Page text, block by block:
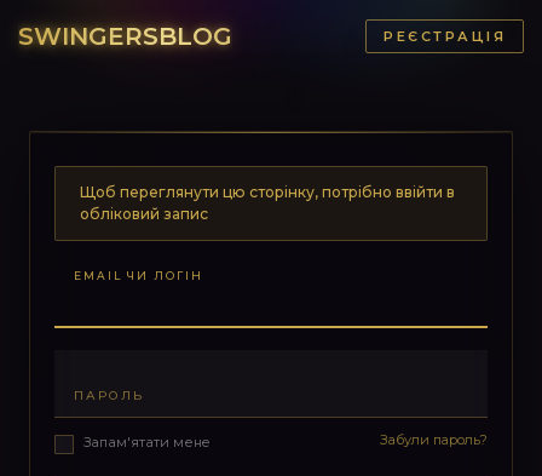
SWINGERSBLOG РЕЄСТРАЦІЯ
Щоб переглянути цю сторінку, потрібно ввійти в
обліковий запис
EMAIL ЧИ ЛОГІН
ПАРОЛЬ
Запам'ятати мене Забули пароль?